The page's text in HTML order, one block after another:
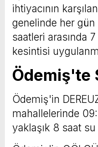
ihtiyacının
genelinde her
saatleri arasında
kesintisi
Ödemiş'te
Ödemiş'in
mahallelerinde
yaklaşık 8 saat